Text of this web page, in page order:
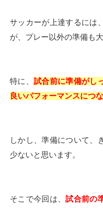
サッカーが上達するには
が、プレー以外の準備も大
特に、 試合前に準備がし
良いパフォーマンスにつ
しかし、準備について、
少ないと思います。
そこで今回は、試合前の